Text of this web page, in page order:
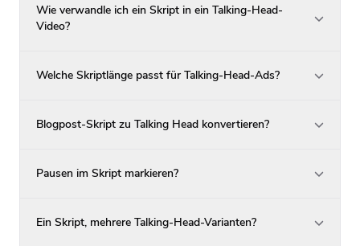
Wie verwandle ich ein Skript in ein Talking-Head-
Video?
Welche Skriptlänge passt für Talking-Head-Ads?
Blogpost-Skript zu Talking Head konvertieren?
Pausen im Skript markieren?
Ein Skript, mehrere Talking-Head-Varianten?